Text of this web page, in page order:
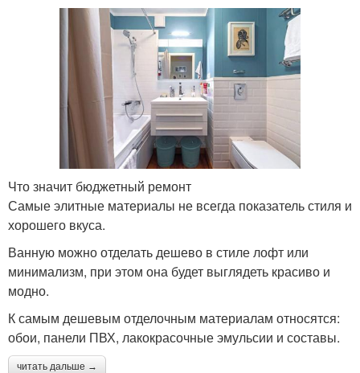
Что значит бюджетный ремонт
Самые элитные материалы не всегда показатель стиля и
хорошего вкуса.
Ванную можно отделать дешево в стиле лофт или
минимализм, при этом она будет выглядеть красиво и
модно.
К самым дешевым отделочным материалам относятся:
обои, панели ПВХ, лакокрасочные эмульсии и составы.
читать дальше →